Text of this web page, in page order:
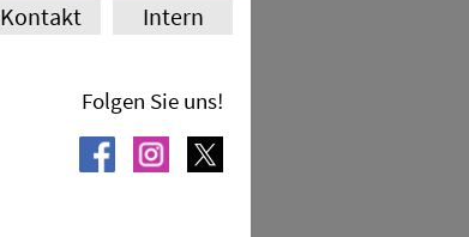
Kontakt Intern
Folgen Sie uns!